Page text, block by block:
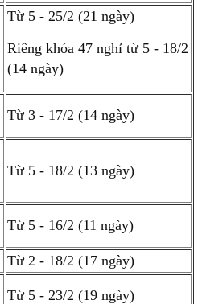
Từ 5 - 25/2 (21 ngày)
Riêng khóa 47 nghỉ từ 5 - 18/2
(14 ngày)
Từ 3 - 17/2 (14 ngày)
Từ 5 - 18/2 (13 ngày)
Từ 5 - 16/2 (11 ngày)
Từ 2 - 18/2 (17 ngày)
Từ 5 - 23/2 (19 ngày)